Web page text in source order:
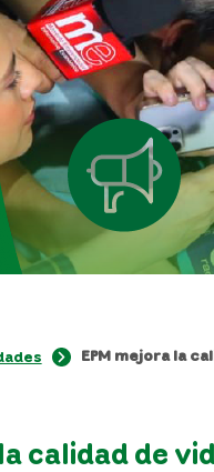
EPM mejora la
calidad de